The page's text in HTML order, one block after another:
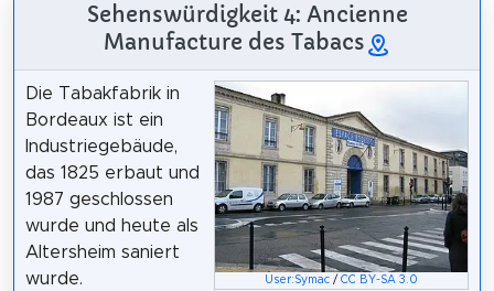
Sehenswürdigkeit 4: Ancienne
Manufacture des Tabacs
User:Symac /CC BY-SA 3.0
Die Tabakfabrik in
Bordeaux ist ein
Industriegebäude,
das 1825 erbaut und
1987 geschlossen
wurde und heute als
Altersheim saniert
wurde.